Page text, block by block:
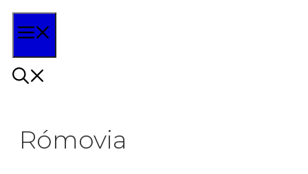
Preskočiť
na
Rómovia